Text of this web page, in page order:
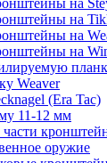
на
на
на
на
Weaver
(Era Tac)
11-12 мм
оружие